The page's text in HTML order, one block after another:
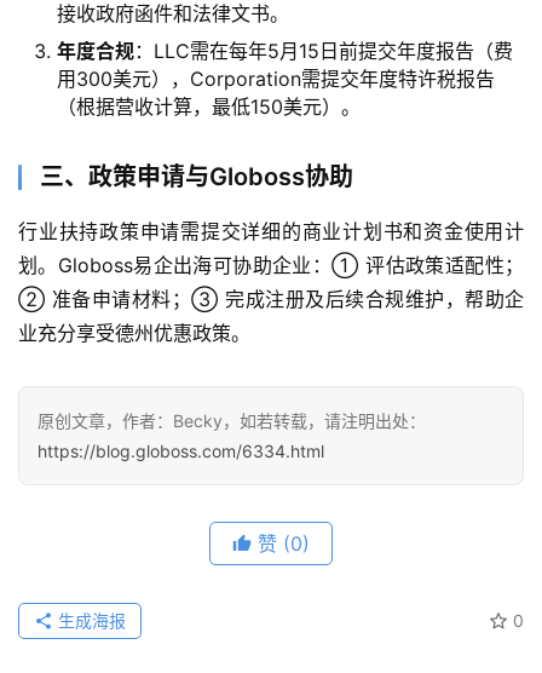
接收政府函件和法律文书。
年度合规：LLC需在每年5月15日前提交年度报告（费
用300美元），Corporation需提交年度特许税报告
（根据营收计算，最低150美元）。
三、政策申请与Globoss协助
行业扶持政策申请需提交详细的商业计划书和资金使用计
划。Globoss易企出海可协助企业：① 评估政策适配性；
② 准备申请材料；③ 完成注册及后续合规维护，帮助企
业充分享受德州优惠政策。
原创文章，作者：Becky，如若转载，请注明出处：
https://blog.globoss.com/6334.html
赞 (0)
0
生成海报